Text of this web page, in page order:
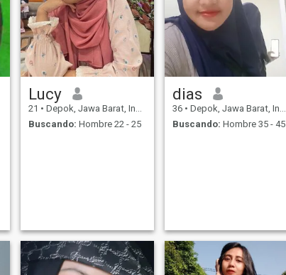
Lucy
21 • Depok, Jawa Barat, Indonesia
Buscando: Hombre 22 - 25
dias
36 • Depok, Jawa Barat, Indonesia
Buscando: Hombre 35 - 45